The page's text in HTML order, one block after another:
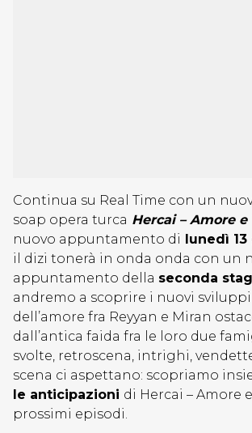
Continua su Real Time con un
soap opera turca Hercai – Amore
nuovo appuntamento di lunedì 13
il dizi tonerà in onda onda con un
appuntamento della seconda
andremo a scoprire i nuovi
dell’amore fra Reyyan e Miran
dall’antica faida fra le loro due
svolte, retroscena, intrighi,
scena ci aspettano: scopriamo
le anticipazioni di Hercai – Amore
prossimi episodi.